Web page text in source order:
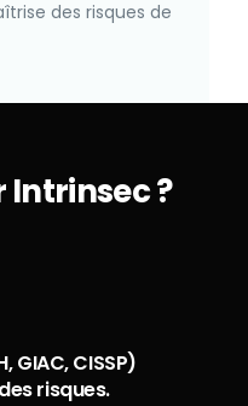
des risques de
Intrinsec ?
GIAC, CISSP)
risques.